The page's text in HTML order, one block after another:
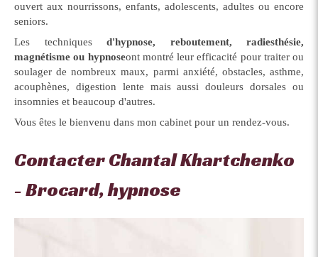
ouvert aux nourrissons, enfants, adolescents, adultes ou encore
seniors.
Les techniquesd'hypnose, reboutement, radiesthésie,
magnétisme ou hypnoseont montré leur efficacité pour traiter ou
soulager de nombreux maux, parmi anxiété, obstacles, asthme,
acouphènes, digestion lente mais aussi douleurs dorsales ou
insomnies et beaucoup d'autres.
Vous êtes le bienvenu dans mon cabinet pour un rendez-vous.
Contacter Chantal Khartchenko
- Brocard, hypnose